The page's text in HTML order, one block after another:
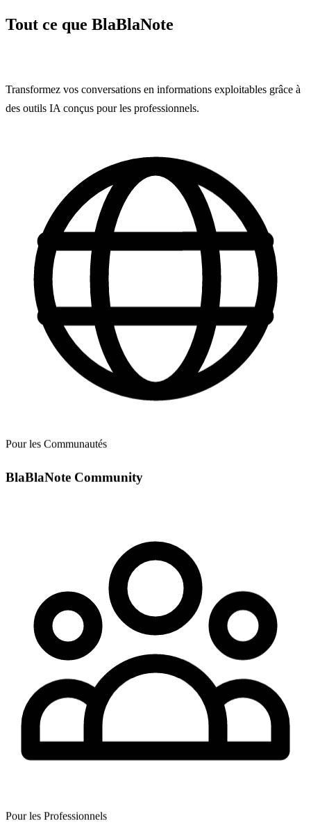
Tout ce que BlaBlaNote
Transformez vos conversations en informations exploitables grâce à
des outils IA conçus pour les professionnels.
Pour les Communautés
BlaBlaNote Community
Pour les Professionnels